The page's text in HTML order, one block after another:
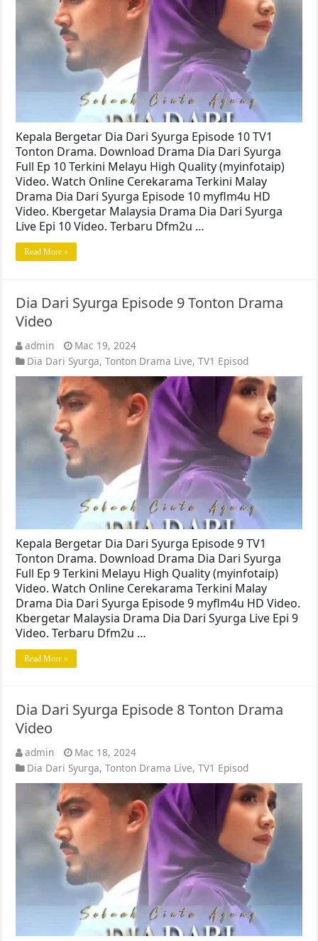
Kepala Bergetar Dia Dari Syurga Episode 10 TV1
Tonton Drama. Download Drama Dia Dari Syurga
Full Ep 10 Terkini Melayu High Quality (myinfotaip)
Video. Watch Online Cerekarama Terkini Malay
Drama Dia Dari Syurga Episode 10 myflm4u HD
Video. Kbergetar Malaysia Drama Dia Dari Syurga
Live Epi 10 Video. Terbaru Dfm2u …
Read More »
Dia Dari Syurga Episode 9 Tonton Drama
Video
admin
Mac 19, 2024
Dia Dari Syurga,Tonton Drama Live,TV1 Episod
Kepala Bergetar Dia Dari Syurga Episode 9 TV1
Tonton Drama. Download Drama Dia Dari Syurga
Full Ep 9 Terkini Melayu High Quality (myinfotaip)
Video. Watch Online Cerekarama Terkini Malay
Drama Dia Dari Syurga Episode 9 myflm4u HD Video.
Kbergetar Malaysia Drama Dia Dari Syurga Live Epi 9
Video. Terbaru Dfm2u …
Read More »
Dia Dari Syurga Episode 8 Tonton Drama
Video
admin
Mac 18, 2024
Dia Dari Syurga,Tonton Drama Live,TV1 Episod